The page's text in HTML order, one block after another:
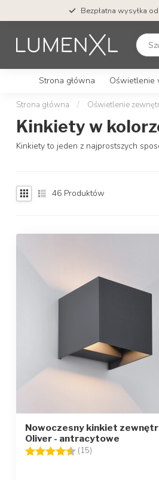
Bezpłatna wysyłka od
Strona główna Oświetlenie
Strona główna / Oświetlenie
Kinkiety w
Kinkiety to jeden z najprostszych
46 Produktów
Nowoczesny kinkiet
Oliver - antracytowe
Ocena:
(15)